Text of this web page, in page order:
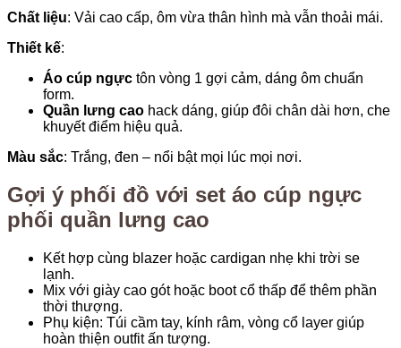
Chất liệu: Vải cao cấp, ôm vừa thân hình mà vẫn thoải mái.
Thiết kế:
Áo cúp ngực tôn vòng 1 gợi cảm, dáng ôm chuẩn
form.
Quần lưng cao hack dáng, giúp đôi chân dài hơn, che
khuyết điểm hiệu quả.
Màu sắc: Trắng, đen – nổi bật mọi lúc mọi nơi.
Gợi ý phối đồ với set áo cúp ngực
phối quần lưng cao
Kết hợp cùng blazer hoặc cardigan nhẹ khi trời se
lạnh.
Mix với giày cao gót hoặc boot cổ thấp để thêm phần
thời thượng.
Phụ kiện: Túi cầm tay, kính râm, vòng cổ layer giúp
hoàn thiện outfit ấn tượng.